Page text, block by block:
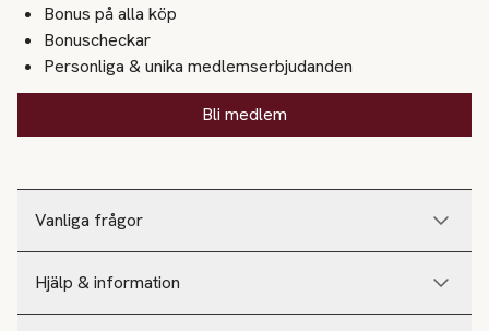
Vanliga frågor
Hjälp & information
Bonus på alla köp
Bonuscheckar
Personliga & unika medlemserbjudanden
Bli medlem